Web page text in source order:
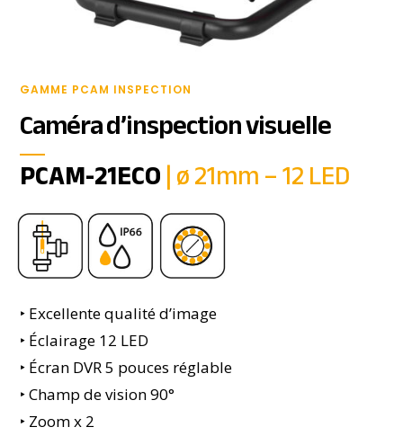
GAMME PCAM INSPECTION
Caméra d’inspection visuelle
PCAM-21ECO|ø 21mm – 12 LED
‣ Excellente qualité d’image
‣ Éclairage 12 LED
‣ Écran DVR 5 pouces réglable
‣ Champ de vision 90°
‣ Zoom x 2